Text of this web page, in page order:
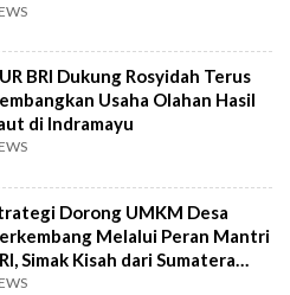
BRI Dukung Rosyidah Terus
Usaha Olahan Hasil
di Indramayu
Dorong UMKM Desa
Melalui Peran Mantri
Simak Kisah dari Sumatera
Ini